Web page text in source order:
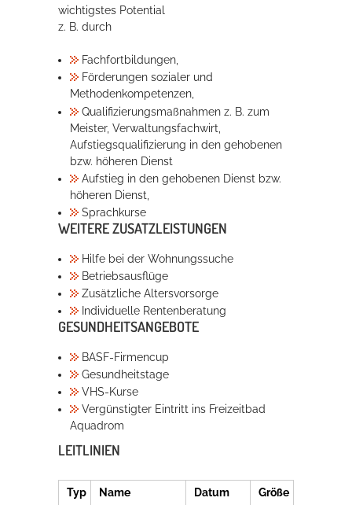
wichtigstes Potential
z. B. durch
Fachfortbildungen,
Förderungen sozialer und
Methodenkompetenzen,
Qualifizierungsmaßnahmen z. B. zum
Meister, Verwaltungsfachwirt,
Aufstiegsqualifizierung in den gehobenen
bzw. höheren Dienst
Aufstieg in den gehobenen Dienst bzw.
höheren Dienst,
Sprachkurse
WEITERE ZUSATZLEISTUNGEN
Hilfe bei der Wohnungssuche
Betriebsausflüge
Zusätzliche Altersvorsorge
Individuelle Rentenberatung
GESUNDHEITSANGEBOTE
BASF-Firmencup
Gesundheitstage
VHS-Kurse
Vergünstigter Eintritt ins Freizeitbad
Aquadrom
LEITLINIEN
Typ Name Datum Größe